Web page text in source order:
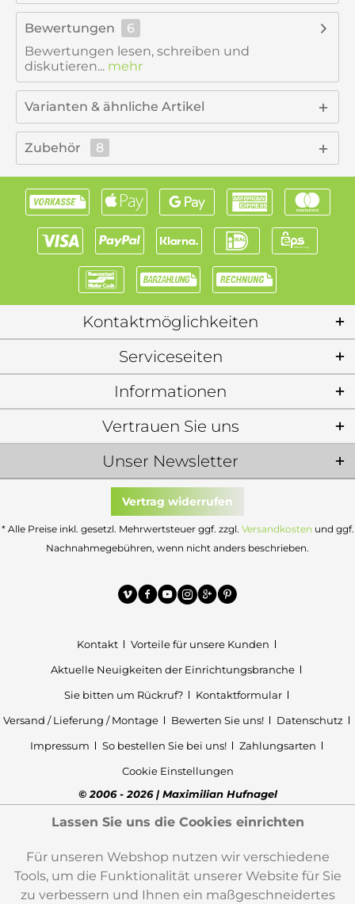
Bewertungen
6
Bewertungen lesen, schreiben und
diskutieren... mehr
Varianten & ähnliche Artikel
Zubehör 8
Kontaktmöglichkeiten
Serviceseiten
Informationen
Unser Newsletter
Vertrauen Sie uns
Vertrag widerrufen
* Alle Preise inkl. gesetzl. Mehrwertsteuer ggf. zzgl. Versandkosten und ggf.
Nachnahmegebühren, wenn nicht anders beschrieben.
Kontakt
Vorteile für unsere Kunden
Aktuelle Neuigkeiten der Einrichtungsbranche
Sie bitten um Rückruf?
Kontaktformular
Versand / Lieferung / Montage
Bewerten Sie uns!
Datenschutz
Impressum
So bestellen Sie bei uns!
Zahlungsarten
Cookie Einstellungen
© 2006 - 2026 | Maximilian Hufnagel
Lassen Sie uns die Cookies einrichten
Für unseren Webshop nutzen wir verschiedene
Tools, um die Funktionalität unserer Website für Sie
zu verbessern und Ihnen ein maßgeschneidertes